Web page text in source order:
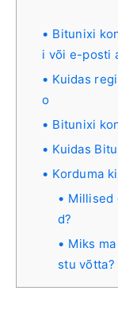
Bitunixi
i või e-posti
Kuidas
o
Bitunixi
Kuidas
Korduma
Millised
d?
Miks
stu võtta?